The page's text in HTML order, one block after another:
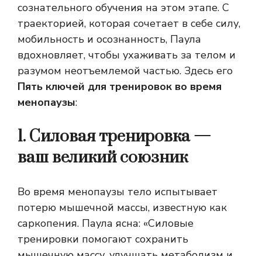
сознательного обучения на этом этапе. С
траекторией, которая сочетает в себе силу,
мобильность и осознанность, Паула
вдохновляет, чтобы ухаживать за телом и
разумом неотъемлемой частью. Здесь его
Пять ключей для тренировок во время
менопаузы:
1. Силовая тренировка —
ваш великий союзник
Во время менопаузы тело испытывает
потерю мышечной массы, известную как
саркопения. Паула ясна: «Силовые
тренировки помогают сохранить